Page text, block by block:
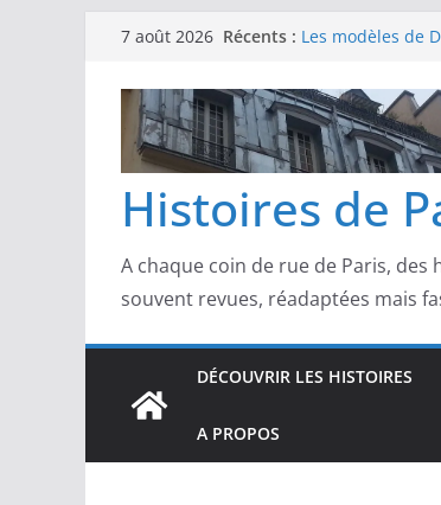
Passer
contenu
7 août 2026 Récents : Les modèles de
d’un Paris
Les modèles de
scandale
Les modèles de
derrière
Les modèles de
Histoires de
A chaque coin de rue de Paris, des
souvent revues, réadaptées mais
DÉCOUVRIR LES HISTOIRES
A PROPOS